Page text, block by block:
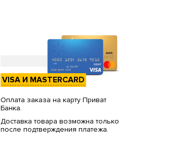
VISA И MASTERCARD
Оплата заказа на карту Приват
Банка.
Доставка товара возможна только
после подтверждения платежа.